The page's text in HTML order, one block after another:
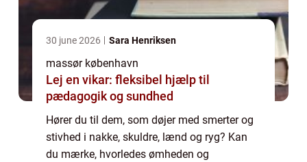
30 june 2026 Sara Henriksen
massør københavn
Lej en vikar: fleksibel hjælp til
pædagogik og sundhed
Hører du til dem, som døjer med smerter og
stivhed i nakke, skuldre, lænd og ryg? Kan
du mærke, hvorledes ømheden og